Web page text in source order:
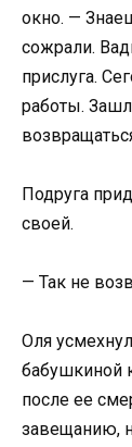
окно. —
сожрали.
прислуга.
работы.
Подруга
своей.
— Так не
Оля
бабушкиной
после ее
завещанию,